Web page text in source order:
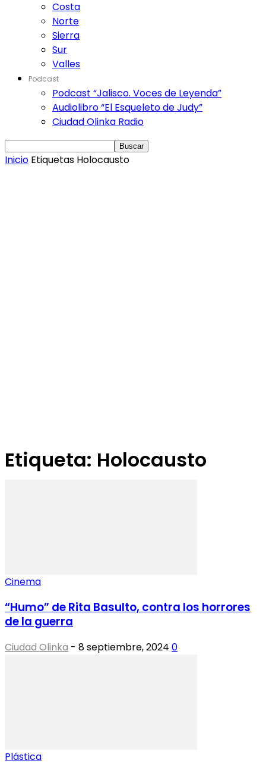
Costa
Norte
Sierra
Sur
Valles
Podcast
Podcast “Jalisco. Voces de Leyenda”
Audiolibro “El Esqueleto de Judy”
Ciudad Olinka Radio
Inicio Etiquetas Holocausto
Etiqueta: Holocausto
Cinema
“Humo” de Rita Basulto, contra los horrores
de la guerra
Ciudad Olinka - 8 septiembre, 2024 0
Plástica